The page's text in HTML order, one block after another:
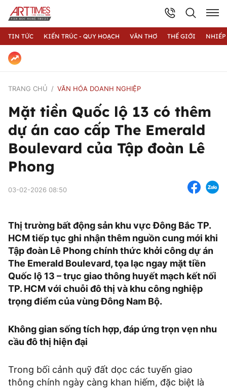
TIN TỨC KIẾN TRÚC - QUY HOẠCH VĂN THƠ THẾ GIỚI
TRANG CHỦ VĂN HÓA DOANH NGHIỆP
Mặt tiền Quốc lộ 13 có thêm
dự án cao cấp The Emerald
Boulevard của Tập đoàn Lê
Phong
03-02-2026 08:50
Thị trường bất động sản khu vực Đông Bắc TP.
HCM tiếp tục ghi nhận thêm nguồn cung mới khi
Tập đoàn Lê Phong chính thức khởi công dự án
The Emerald Boulevard, tọa lạc ngay mặt tiền
Quốc lộ 13 – trục giao thông huyết mạch kết nối
TP. HCM với chuỗi đô thị và khu công nghiệp
trọng điểm của vùng Đông Nam Bộ.
Không gian sống tích hợp, đáp ứng trọn vẹn nhu
cầu đô thị hiện đại
Trong bối cảnh quỹ đất dọc các tuyến giao
thông chính ngày càng khan hiếm, đặc biệt là